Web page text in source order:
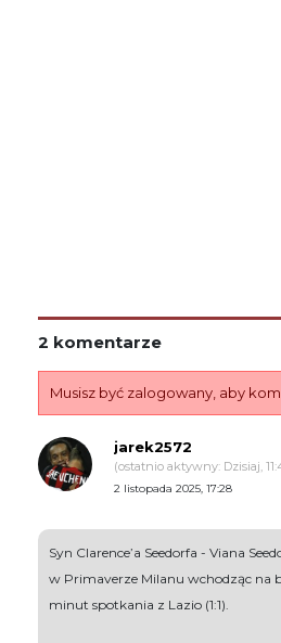
2 komentarze
Musisz być zalogowany, aby
jarek2572
(ostatnio aktywny: Dzisiaj,
2 listopada 2025, 17:28
Syn Clarence’a Seedorfa - Viana
w Primaverze Milanu wchodząc na
minut spotkania z Lazio (1:1).